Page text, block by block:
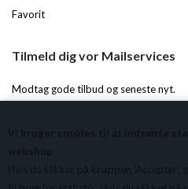
Vi bruger cookies til at indsamle
webshop
Hvis du klikker på knappen
Favorit
Tilmeld dig vor Mailservices
Modtag gode tilbud og seneste nyt.